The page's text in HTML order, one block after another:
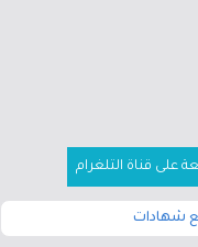
على قناة التلغرام
شهادات